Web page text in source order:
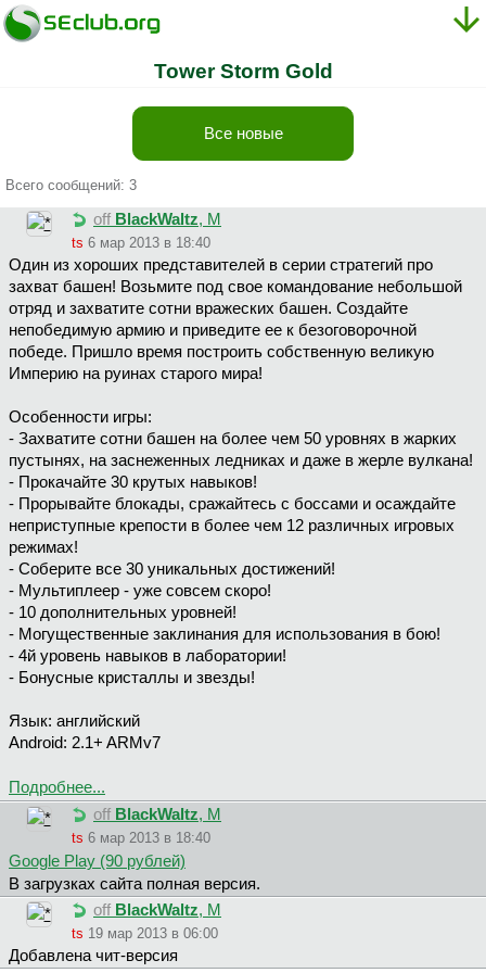
Tower Storm Gold
Все новые
Всего сообщений: 3
off BlackWaltz, М
ts 6 мар 2013 в 18:40
Один из хороших представителей в серии стратегий про
захват башен! Возьмите под свое командование небольшой
отряд и захватите сотни вражеских башен. Создайте
непобедимую армию и приведите ее к безоговорочной
победе. Пришло время построить собственную великую
Империю на руинах старого мира!
Особенности игры:
- Захватите сотни башен на более чем 50 уровнях в жарких
пустынях, на заснеженных ледниках и даже в жерле вулкана!
- Прокачайте 30 крутых навыков!
- Прорывайте блокады, сражайтесь с боссами и осаждайте
неприступные крепости в более чем 12 различных игровых
режимах!
- Соберите все 30 уникальных достижений!
- Мультиплеер - уже совсем скоро!
- 10 дополнительных уровней!
- Могущественные заклинания для использования в бою!
- 4й уровень навыков в лаборатории!
- Бонусные кристаллы и звезды!
Язык: английский
Android: 2.1+ ARMv7
Подробнее...
off BlackWaltz, М
ts 6 мар 2013 в 18:40
Google Play (90 рублей)
В загрузках сайта полная версия.
off BlackWaltz, М
ts 19 мар 2013 в 06:00
Добавлена чит-версия